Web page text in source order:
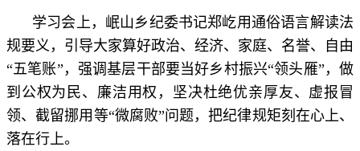
学习会上，岷山乡纪委书记郑屹用通俗语言解读法
规要义，引导大家算好政治、经济、家庭、名誉、自由
“五笔账”，强调基层干部要当好乡村振兴“领头雁”，做
到公权为民、廉洁用权，坚决杜绝优亲厚友、虚报冒
领、截留挪用等“微腐败”问题，把纪律规矩刻在心上、
落在行上。